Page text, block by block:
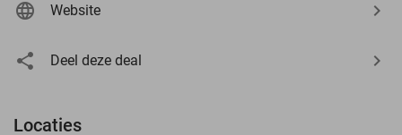
Website
Deel deze deal
Locaties